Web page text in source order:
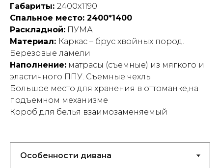
Габариты: 2400х1190
Спальное место: 2400*1400
Раскладной: ПУМА
Материал: Каркас – брус хвойных пород.
Березовые ламели
Наполнение: матрасы (съемные) из мягкого и
эластичного ППУ. Съемные чехлы
Большое место для хранения в оттоманке,на
подъемном механизме
Короб для белья взаимозаменяемый